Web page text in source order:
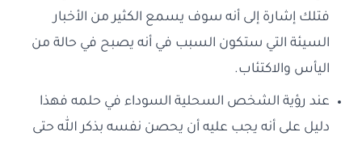
فتلك إشارة إلى أنه سوف يسمع الكثير من الأخبار
السيئة التي ستكون السبب في أنه يصبح في حالة من
اليأس والاكتئاب.
عند رؤية الشخص السحلية السوداء في حلمه فهذا
دليل على أنه يجب عليه أن يحصن نفسه بذكر الله حتى